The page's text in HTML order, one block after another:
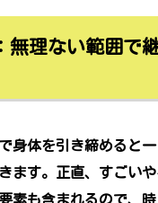
無理ない範囲で
身体を引き締めると
ます。正直、すごい
素も含まれるので、